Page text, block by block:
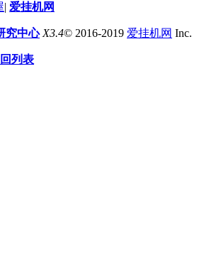
| 爱挂机网
究中心 X3.4© 2016-2019 爱挂机网 Inc.
列表